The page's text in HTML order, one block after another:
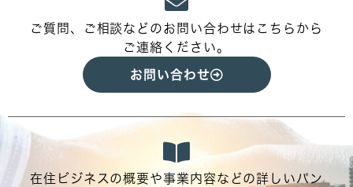
ご質問、ご相談などのお問い合わせはこちらから
ご連絡ください。
お問い合わせ
在住ビジネスの概要や事業内容などの詳しいパン